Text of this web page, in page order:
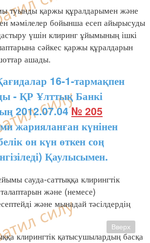
қаржы құралдарымен және
мәмілелер бойынша есеп айырысуды
үшін клиринг ұйымының ішкі
сәйкес қаржы құралдарын
ашады.
16-1-тармақпен
- ҚР Ұлттық Банкі
2012.07.04№ 205
жарияланған күнінен
он күн өткен соң
Қаулысымен.
сауда-саттыққа клирингтік
және (немесе)
және мынадай тәсілдердің
клирингтік қатысушылардың басқа
Вверх